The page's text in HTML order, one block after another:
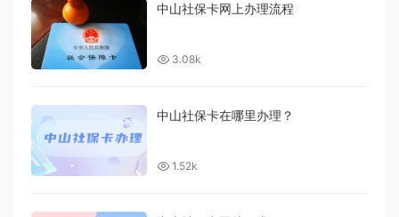
中山社保卡网上办理流程
3.08k
中山社保卡在哪里办理？
1.52k